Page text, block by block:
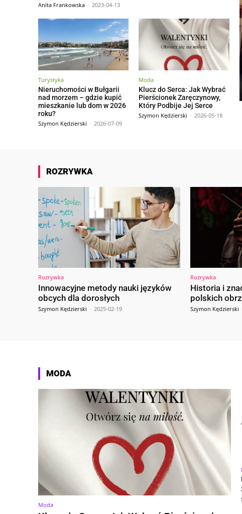
Anita Frankowska - 2023-04-13
Turystyka
Nieruchomości w Bułgarii
nad morzem – gdzie kupić
mieszkanie lub dom w 2026
roku?
Szymon Kędzierski - 2026-07-09
Moda
Klucz do Serca: Jak Wybrać
Pierścionek Zaręczynowy,
Który Podbije Jej Serce
Szymon Kędzierski - 2026-05-18
ROZRYWKA
Rozrywka
Innowacyjne metody nauki języków
obcych dla dorosłych
Szymon Kędzierski - 2025-02-19
Rozrywka
Historia i
polskich
Szymon Kędzierski
MODA
Moda